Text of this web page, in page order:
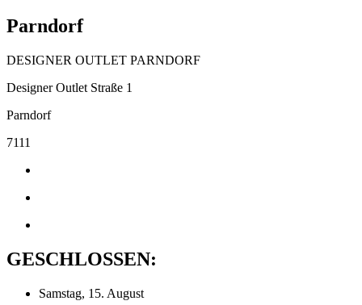
Parndorf
DESIGNER OUTLET PARNDORF
Designer Outlet Straße 1
Parndorf
7111
GESCHLOSSEN:
Samstag, 15. August